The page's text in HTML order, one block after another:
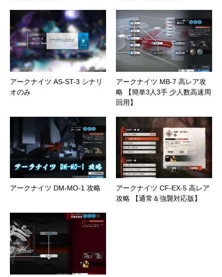
アークナイツ AS-ST-3 シナリ
オのみ
アークナイツ MB-7 高レア攻
略 【簡単3人3手 少人数高速周
回用】
アークナイツ DM-MO-1 攻略
アークナイツ CF-EX-5 高レア
攻略 【通常＆強襲対応版】